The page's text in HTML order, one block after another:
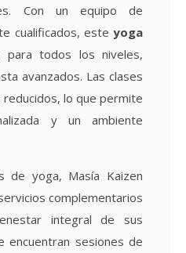
Con un equipo de
cualificados, este yoga
para todos los niveles,
avanzados. Las clases
lo que permite
y un ambiente
de yoga, Masía Kaizen
complementarios
integral de sus
encuentran sesiones de